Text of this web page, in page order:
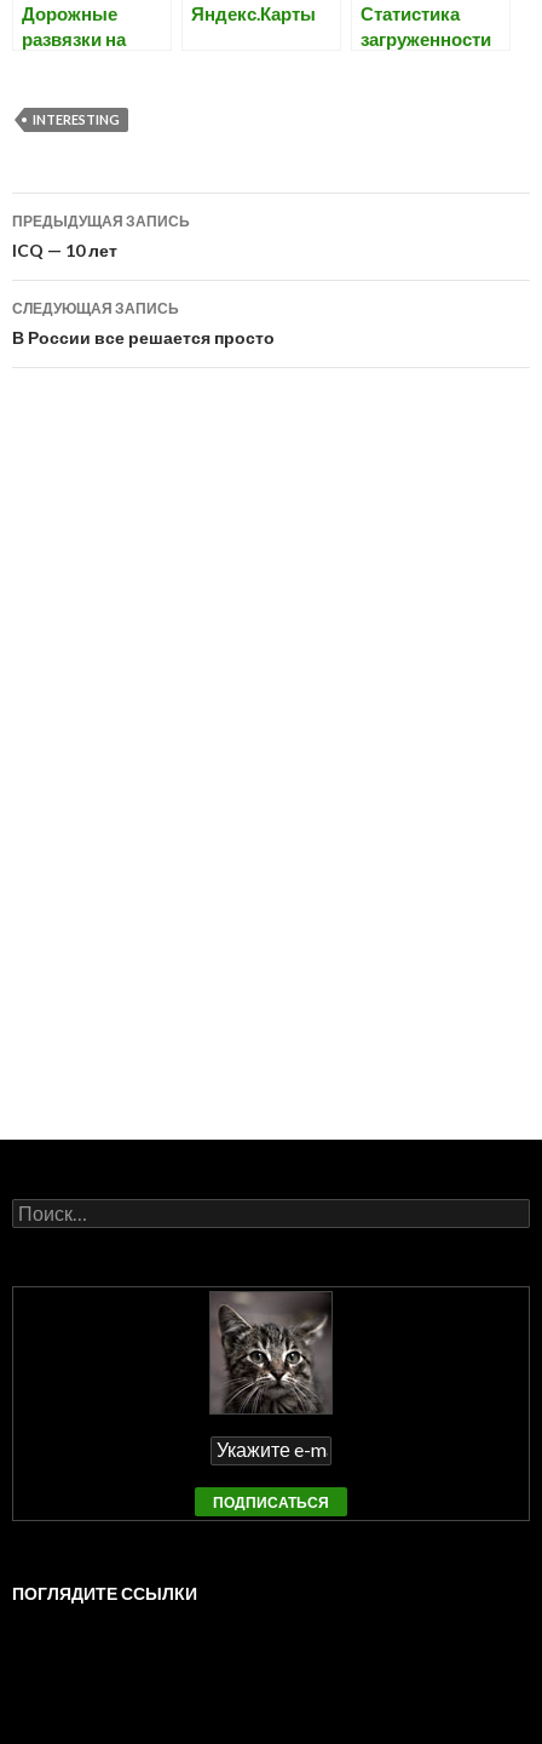
Дорожные
развязки на
Яндекс.Карты
Статистика
загруженности
«стоять»
INTERESTING
Навигация
по
записям
ПРЕДЫДУЩАЯ ЗАПИСЬ
ICQ — 10 лет
СЛЕДУЮЩАЯ ЗАПИСЬ
В России все решается просто
Найти:
ПОГЛЯДИТЕ ССЫЛКИ